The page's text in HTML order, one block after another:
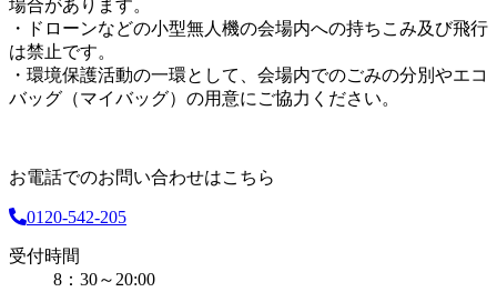
場合があります。
・ドローンなどの小型無人機の会場内への持ちこみ及び飛行
は禁止です。
・環境保護活動の一環として、会場内でのごみの分別やエコ
バッグ（マイバッグ）の用意にご協力ください。
お電話でのお問い合わせはこちら
0120-542-205
受付時間
8：30～20:00